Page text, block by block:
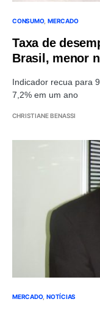
CONSUMO MERCADO
Taxa de
Brasil, menor
Indicador recua para
7,2% em um ano
CHRISTIANE BENASSI
MERCADO NOTÍCIAS